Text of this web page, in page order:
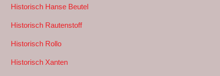
Historisch Hanse Beutel
Historisch Rautenstoff
Historisch Rollo
Historisch Xanten